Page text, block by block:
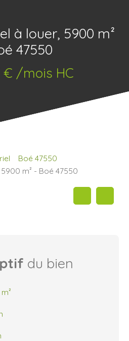
à louer, 5900 m²
47550
€ /mois HC
Boé 47550
m² - Boé 47550
du bien
m²